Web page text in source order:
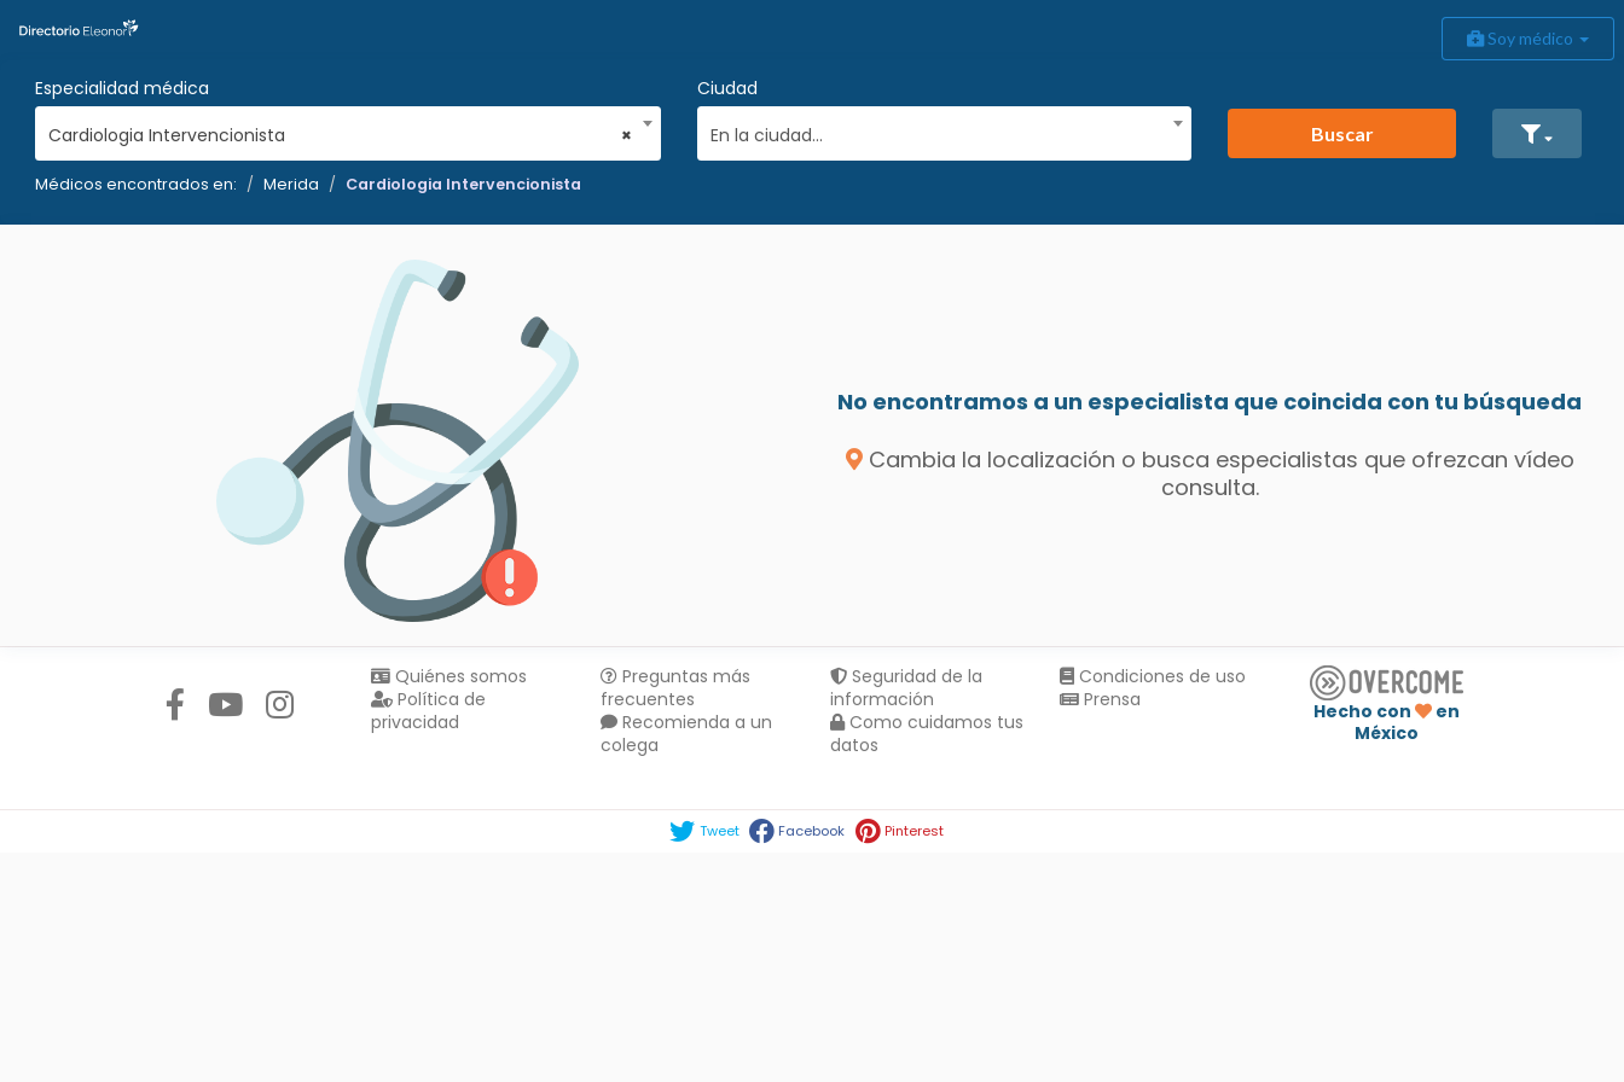
Soy médico
Especialidad médica
×
Cardiologia Intervencionista
Ciudad
En la ciudad...
Buscar
Médicos encontrados en: Merida Cardiologia Intervencionista
No encontramos a un especialista que coincida con tu búsqueda
Cambia la localización o busca especialistas que ofrezcan vídeo
consulta.
Quiénes somos
Política de
privacidad
Preguntas más
frecuentes
Recomienda a un
colega
Seguridad de la
información
Como cuidamos tus
datos
Condiciones de uso
Prensa
Hecho con
en
México
Tweet Facebook Pinterest